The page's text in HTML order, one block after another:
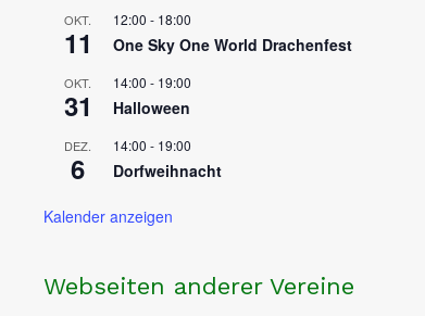
OKT.
11
12:00 - 18:00
One Sky One World Drachenfest
OKT.
31
14:00 - 19:00
Halloween
DEZ.
6
14:00 - 19:00
Dorfweihnacht
Kalender anzeigen
Webseiten anderer Vereine